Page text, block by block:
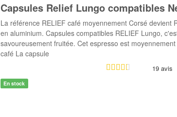
Capsules Relief Lungo compatibles
La référence RELIEF café moyennement Corsé devient
en aluminium. Capsules compatibles RELIEF Lungo,
savoureusement fruitée. Cet espresso est
café La capsule
19 avis
En stock